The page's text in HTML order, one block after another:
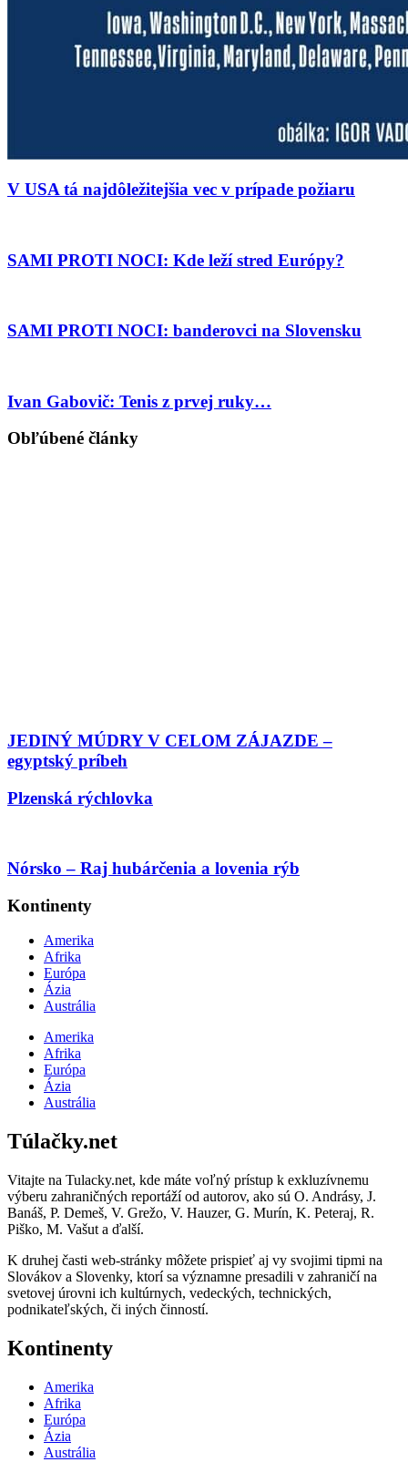
V USA tá najdôležitejšia vec v prípade požiaru
SAMI PROTI NOCI: Kde leží stred Európy?
SAMI PROTI NOCI: banderovci na Slovensku
Ivan Gabovič: Tenis z prvej ruky…
Obľúbené články
JEDINÝ MÚDRY V CELOM ZÁJAZDE –
egyptský príbeh
Plzenská rýchlovka
Nórsko – Raj hubárčenia a lovenia rýb
Kontinenty
Amerika
Afrika
Európa
Ázia
Austrália
Amerika
Afrika
Európa
Ázia
Austrália
Túlačky.net
Vitajte na Tulacky.net, kde máte voľný prístup k exkluzívnemu
výberu zahraničných reportáží od autorov, ako sú O. Andrásy, J.
Banáš, P. Demeš, V. Grežo, V. Hauzer, G. Murín, K. Peteraj, R.
Piško, M. Vašut a ďalší.
K druhej časti web-stránky môžete prispieť aj vy svojimi tipmi na
Slovákov a Slovenky, ktorí sa významne presadili v zahraničí na
svetovej úrovni ich kultúrnych, vedeckých, technických,
podnikateľských, či iných činností.
Kontinenty
Amerika
Afrika
Európa
Ázia
Austrália